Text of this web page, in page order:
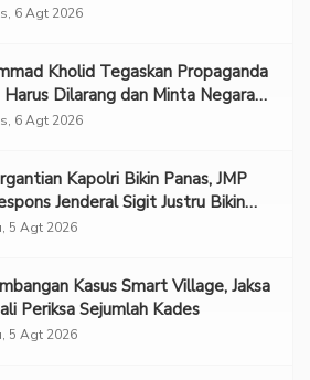
6 Agt 2026
Kholid Tegaskan Propaganda
Dilarang dan Minta Negara
Korban
6 Agt 2026
Kapolri Bikin Panas, JMP
Jenderal Sigit Justru Bikin
5 Agt 2026
Kasus Smart Village, Jaksa
Periksa Sejumlah Kades
5 Agt 2026